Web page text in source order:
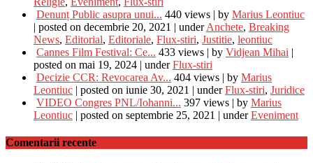
Denunț Public asupra unui... 440 views | by Marius Leontiuc
| posted on decembrie 20, 2021 | underAnchete, Breaking
News, Editorial, Editoriale, Flux-stiri, Justitie, leontiuc
Cannes Film Festival: Ce... 433 views | by Vidjean Mihai |
posted on mai 19, 2024 | underFlux-stiri
Decizie CCR: Revocarea Av... 404 views | by Marius
Leontiuc | posted on iunie 30, 2021 | underFlux-stiri, Juridice
VIDEO Congres PNL/Iohanni... 397 views | by Marius
Leontiuc | posted on septembrie 25, 2021 | underEveniment
Comentarii recente